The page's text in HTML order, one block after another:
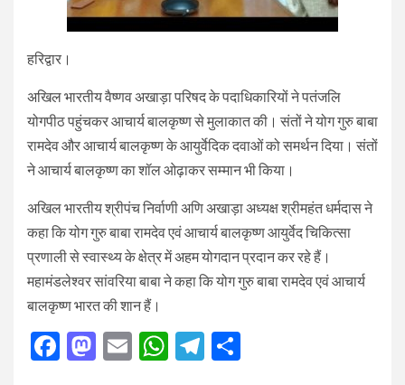
हरिद्वार।
अखिल भारतीय वैष्णव अखाड़ा परिषद के पदाधिकारियों ने पतंजलि
योगपीठ पहुंचकर आचार्य बालकृष्ण से मुलाकात की। संतों ने योग गुरु बाबा
रामदेव और आचार्य बालकृष्ण के आयुर्वेदिक दवाओं को समर्थन दिया। संतों
ने आचार्य बालकृष्ण का शॉल ओढ़ाकर सम्मान भी किया।
अखिल भारतीय श्रीपंच निर्वाणी अणि अखाड़ा अध्यक्ष श्रीमहंत धर्मदास ने
कहा कि योग गुरु बाबा रामदेव एवं आचार्य बालकृष्ण आयुर्वेद चिकित्सा
प्रणाली से स्वास्थ्य के क्षेत्र में अहम योगदान प्रदान कर रहे हैं।
महामंडलेश्वर सांवरिया बाबा ने कहा कि योग गुरु बाबा रामदेव एवं आचार्य
बालकृष्ण भारत की शान हैं।
Facebook
Mastodon
EmailWhatsApp
Telegram